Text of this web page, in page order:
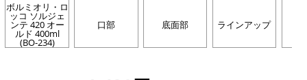
ボルミオリ・ロ
ッコ ソルジェ
ンテ 420 オー
ルド 400ml
(BO-234)
口部 底面部 ラインアップ